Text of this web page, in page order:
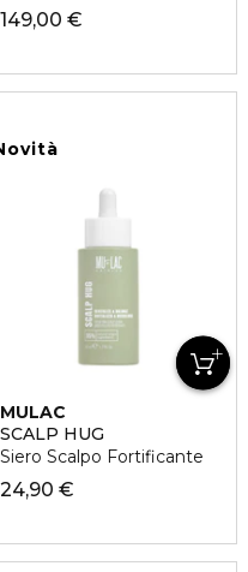
149,00 €
Drop
MULAC
SCALP HUG
Siero Scalpo Fortificante
24,90 €